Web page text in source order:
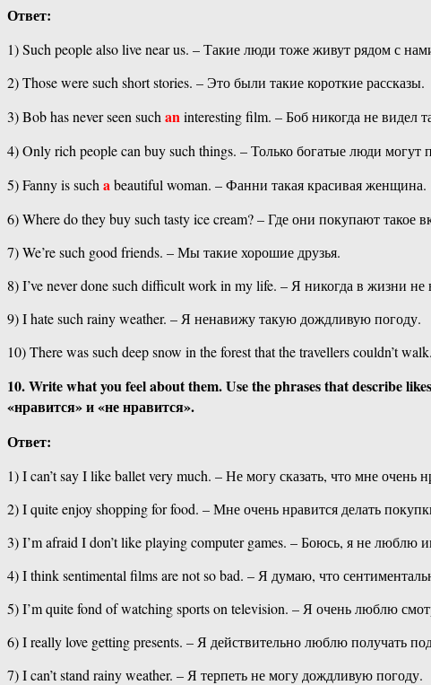
Ответ:
1) Such people also live near us. – Такие люди тоже живут рядом с
2) Those were such short stories. – Это были такие короткие рассказы.
3) Bob has never seen such aninteresting film. – Боб никогда не видел
4) Only rich people can buy such things. – Только богатые люди могут
5) Fanny is such abeautiful woman. – Фанни такая красивая женщина.
6) Where do they buy such tasty ice cream? – Где они покупают такое
7) We’re such good friends. – Мы такие хорошие друзья.
8) I’ve never done such difficult work in my life. – Я никогда в жизни
9) I hate such rainy weather. – Я ненавижу такую дождливую погоду.
10) There was such deep snow in the forest that the travellers couldn’t
10. Write what you feel about them. Use the phrases that describe
«нравится» и «не нравится».
Ответ:
1) I can’t say I like ballet very much. – Не могу сказать, что мне очень
2) I quite enjoy shopping for food. – Мне очень нравится делать
3) I’m afraid I don’t like playing computer games. – Боюсь, я не люблю
4) I think sentimental films are not so bad. – Я думаю, что
5) I’m quite fond of watching sports on television. – Я очень люблю
6) I really love getting presents. – Я действительно люблю получать
7) I can’t stand rainy weather. – Я терпеть не могу дождливую погоду.